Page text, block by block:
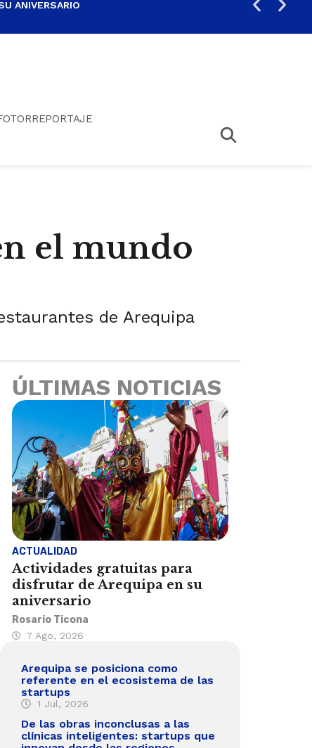
ANIVERSARIO
el mundo
de Arequipa
ÚLTIMAS NOTICIAS
ACTUALIDAD
Actividades gratuitas para
disfrutar de Arequipa en su
aniversario
Rosario Ticona
7 Ago, 2026
Arequipa se posiciona como
referente en el ecosistema de las
startups
1 Jul, 2026
De las obras inconclusas a las
clínicas inteligentes: startups que